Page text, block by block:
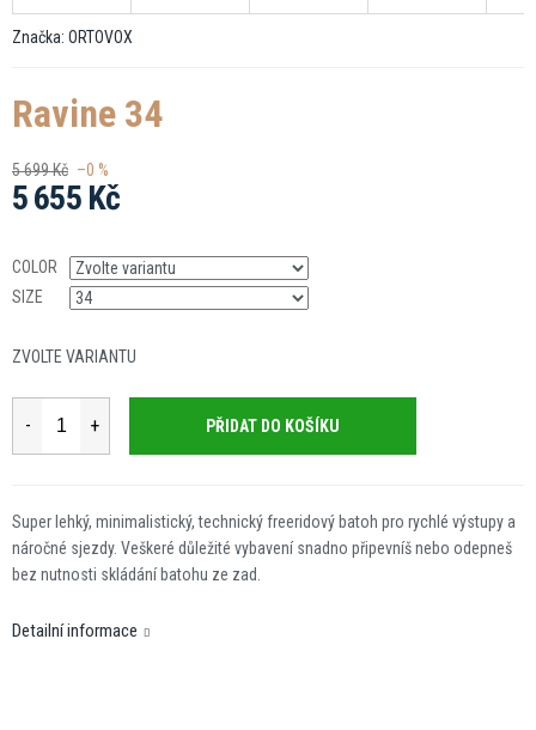
Značka: ORTOVOX
Ravine 34
5 699 Kč –0 %
5 655 Kč
cena:
COLOR
SIZE
ZVOLTE VARIANTU
PŘIDAT DO KOŠÍKU
Super lehký, minimalistický, technický freeridový batoh pro rychlé výstupy a
náročné sjezdy. Veškeré důležité vybavení snadno připevníš nebo odepneš
bez nutnosti skládání batohu ze zad.
Detailní informace